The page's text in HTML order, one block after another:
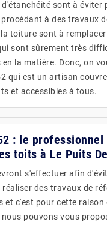
d'étanchéité sont à
procédant à des travaux
toiture sont à
sont sûrement très
la matière. Donc, on
qui est un artisan
et accessibles à tous.
: le
toits à Le Puits
s'effectuer afin
des travaux de
et c'est pour cette
pouvons vous